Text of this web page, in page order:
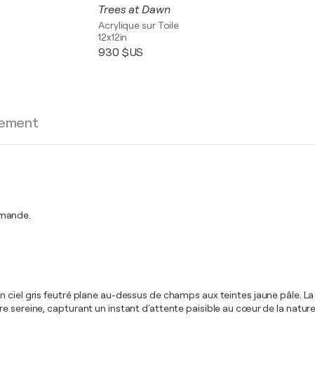
Trees at Dawn
Acrylique sur Toile
12x12in
930 $US
gris feutré plane au-dessus de champs aux teintes jaune pâle.
sereine, capturant un instant d'attente paisible au cœur de la nature.